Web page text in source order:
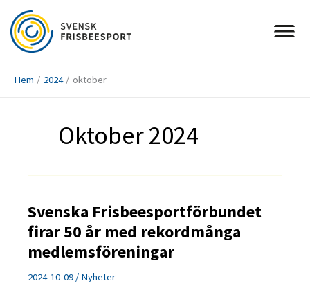
innehåll
Hem 2024 oktober
Oktober 2024
Svenska Frisbeesportförbundet
firar 50 år med rekordmånga
medlemsföreningar
2024-10-09 / Nyheter